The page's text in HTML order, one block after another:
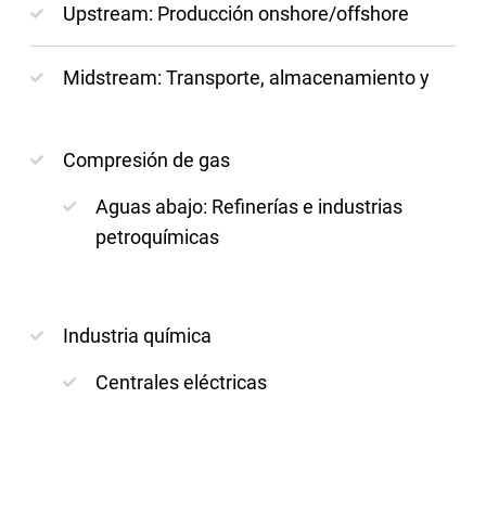
Upstream: Producción onshore/offshore
Midstream: Transporte, almacenamiento y
Compresión de gas
Aguas abajo: Refinerías e industrias
petroquímicas
Industria química
Centrales eléctricas